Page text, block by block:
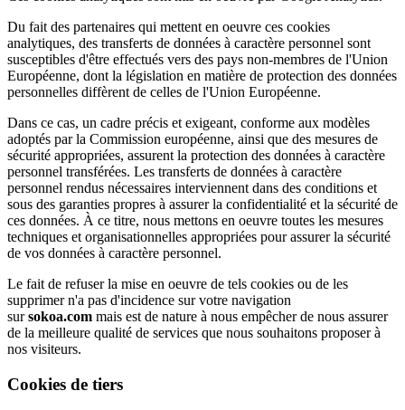
Du fait des partenaires qui mettent en oeuvre ces cookies
analytiques, des transferts de données à caractère personnel sont
susceptibles d'être effectués vers des pays non-membres de l'Union
Européenne, dont la législation en matière de protection des données
personnelles diffèrent de celles de l'Union Européenne.
Dans ce cas, un cadre précis et exigeant, conforme aux modèles
adoptés par la Commission européenne, ainsi que des mesures de
sécurité appropriées, assurent la protection des données à caractère
personnel transférées. Les transferts de données à caractère
personnel rendus nécessaires interviennent dans des conditions et
sous des garanties propres à assurer la confidentialité et la sécurité de
ces données. À ce titre, nous mettons en oeuvre toutes les mesures
techniques et organisationnelles appropriées pour assurer la sécurité
de vos données à caractère personnel.
Le fait de refuser la mise en oeuvre de tels cookies ou de les
supprimer n'a pas d'incidence sur votre navigation
sursokoa.com mais est de nature à nous empêcher de nous assurer
de la meilleure qualité de services que nous souhaitons proposer à
nos visiteurs.
Cookies de tiers